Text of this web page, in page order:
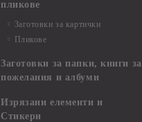
пликове
Заготовки за картички
Пликове
Заготовки за папки, книги за
пожелания и албуми
Изрязани елементи и
Стикери